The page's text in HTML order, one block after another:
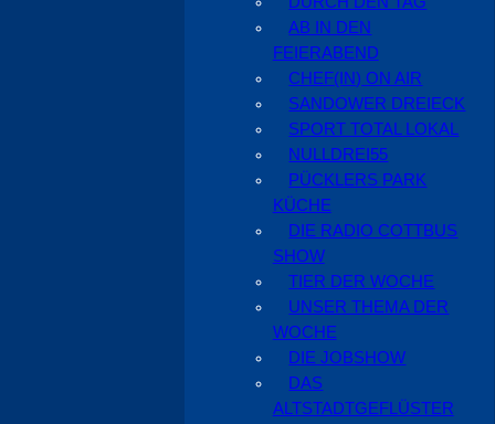
AB IN DEN
FEIERABEND
CHEF(IN) ON AIR
SANDOWER DREIECK
SPORT TOTAL LOKAL
NULLDREI55
PÜCKLERS PARK
KÜCHE
DIE RADIO COTTBUS
SHOW
TIER DER WOCHE
UNSER THEMA DER
WOCHE
DIE JOBSHOW
DAS
ALTSTADTGEFLÜSTER